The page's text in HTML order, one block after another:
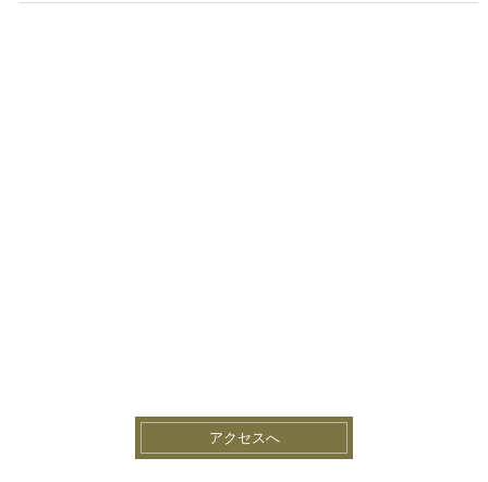
アクセスへ